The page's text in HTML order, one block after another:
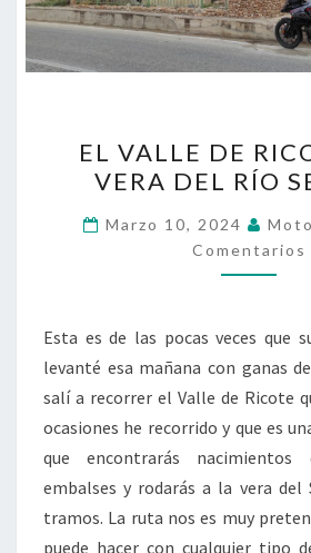
VALLE
DE
A
LA
DEL
RÍO
EL VALLE DE
VERA DEL RÍO
Marzo 10, 2024
Comentarios
Esta es de las pocas veces que
levanté esa mañana con ganas
salí a recorrer el Valle de Ricote
ocasiones he recorrido y que es
que encontrarás nacimientos
embalses y rodarás a la vera del
tramos. La ruta nos es muy
puede hacer con cualquier tipo